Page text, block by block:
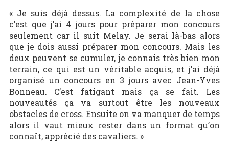
« Je suis déjà dessus. La complexité de la chose
c’est que j’ai 4 jours pour préparer mon concours
seulement car il suit Melay. Je serai là-bas alors
que je dois aussi préparer mon concours. Mais les
deux peuvent se cumuler, je connais très bien mon
terrain, ce qui est un véritable acquis, et j’ai déjà
organisé un concours en 3 jours avec Jean-Yves
Bonneau. C’est fatigant mais ça se fait. Les
nouveautés ça va surtout être les nouveaux
obstacles de cross. Ensuite on va manquer de temps
alors il vaut mieux rester dans un format qu’on
connaît, apprécié des cavaliers. »